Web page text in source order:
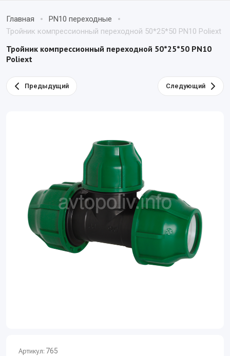
Главная
PN10 переходные
Тройник компрессионный переходной 50*25*50 PN10 Poliext
Тройник компрессионный переходной 50*25*50 PN10
Poliext
Предыдущий Следующий
Артикул: 765